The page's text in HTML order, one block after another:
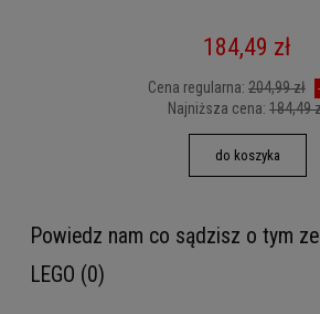
184,49 zł
Cena regularna: 204,99 zł
Najniższa cena: 184,49
do koszyka
Powiedz nam co sądzisz o tym
LEGO (0)